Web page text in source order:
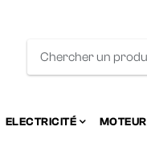
ELECTRICITÉ MOTEUR